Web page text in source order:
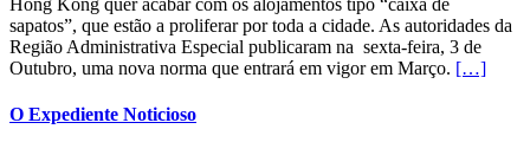
sapatos”, que estão a proliferar por toda a cidade. As autoridades da
Região Administrativa Especial publicaram na sexta-feira, 3 de
Outubro, uma nova norma que entrará em vigor em Março. […]
O Expediente Noticioso